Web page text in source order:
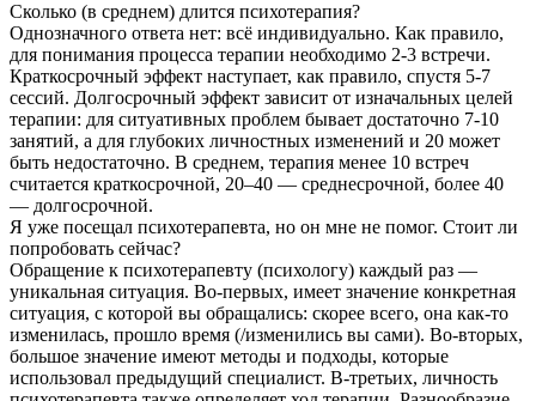
Сколько (в среднем) длится психотерапия?
Однозначного ответа нет: всё индивидуально. Как правило,
для понимания процесса терапии необходимо 2-3 встречи.
Краткосрочный эффект наступает, как правило, спустя 5-7
сессий. Долгосрочный эффект зависит от изначальных целей
терапии: для ситуативных проблем бывает достаточно 7-10
занятий, а для глубоких личностных изменений и 20 может
быть недостаточно. В среднем, терапия менее 10 встреч
считается краткосрочной, 20–40 — среднесрочной, более 40
— долгосрочной.
Я уже посещал психотерапевта, но он мне не помог. Стоит ли
попробовать сейчас?
Обращение к психотерапевту (психологу) каждый раз —
уникальная ситуация. Во-первых, имеет значение конкретная
ситуация, с которой вы обращались: скорее всего, она как-то
изменилась, прошло время (/изменились вы сами). Во-вторых,
большое значение имеют методы и подходы, которые
использовал предыдущий специалист. В-третьих, личность